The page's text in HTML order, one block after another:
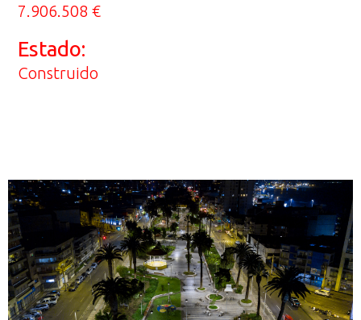
7.906.508 €
Estado:
Construido